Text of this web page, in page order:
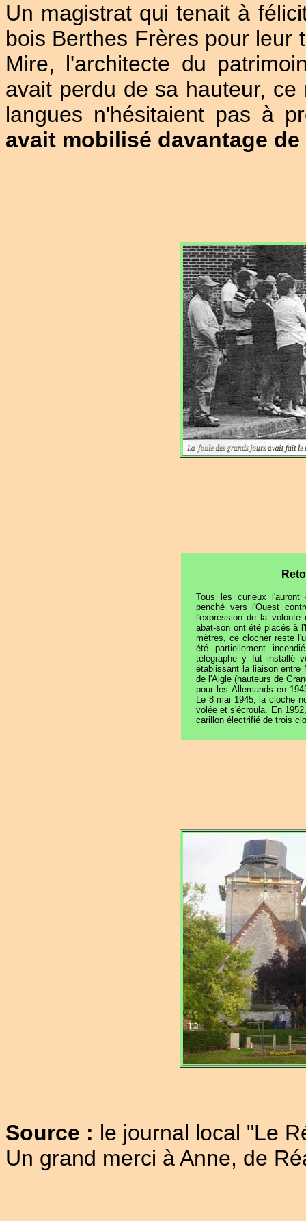
Un magistrat qui tenait à
bois Berthes Frères pour leur
Mire, l'architecte du
avait perdu de sa hauteur,
langues n'hésitaient pas à
avait mobilisé davantage
Tous les curieux
penché vers l'Ouest
l'expression de la
abat-son ont été placés à
mètres, ce clocher reste
été partiellement
télégraphe y fut installé
établissant la liaison entre
de l'Aigle (hauteurs de
pour les Allemands en
Le 8 mai 1945, la cloche
volée et s'écroula. En
carillon électrifié de trois
Source : le journal local "Le
Un grand merci à Anne, de